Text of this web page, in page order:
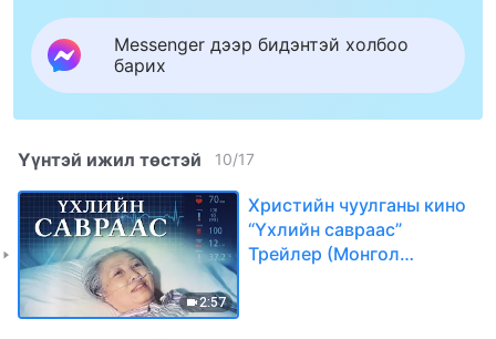
Messenger дээр бидэнтэй холбоо
барих
Үүнтэй ижил төстэй 10/17
2:57
Христийн чуулганы кино
“Үхлийн савраас”
Трейлер (Монгол